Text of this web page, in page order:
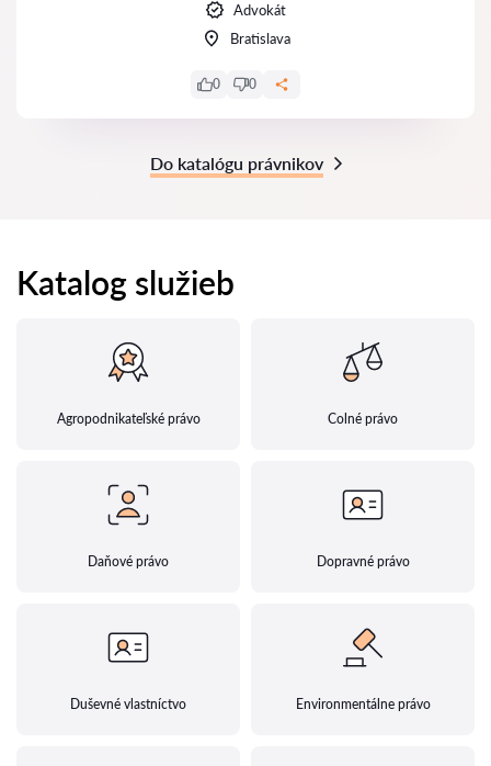
Advokát
Bratislava
0 0
Do katalógu právnikov
Katalog služieb
Agropodnikateľské právo Colné právo
Daňové právo Dopravné právo
Duševné vlastníctvo Environmentálne právo